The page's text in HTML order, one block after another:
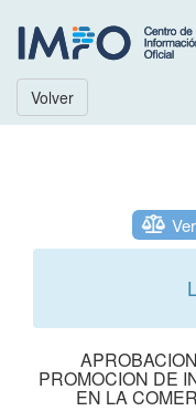
Volver
PROMOCION DE
EN LA